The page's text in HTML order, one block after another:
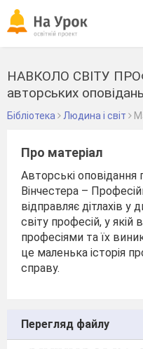
НАВКОЛО СВІТУ
авторських
Бібліотека Людина і світ
Про матеріал
Авторські
Вінчестера –
відправляє дітлахів
світу професій, у
професіями та їх
це маленька історія
справу.
Перегляд файлу